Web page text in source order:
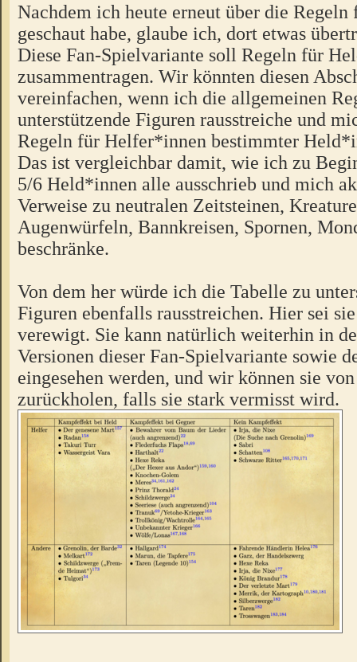
Nachdem ich heute erneut über die
geschaut habe, glaube ich, dort etwas
Diese Fan-Spielvariante soll Regeln für
zusammentragen. Wir könnten diesen
vereinfachen, wenn ich die allgemeinen
unterstützende Figuren rausstreiche und
Regeln für Helfer*innen bestimmter
Das ist vergleichbar damit, wie ich zu
5/6 Held*innen alle ausschrieb und mich
Verweise zu neutralen Zeitsteinen,
Augenwürfeln, Bannkreisen, Spornen,
beschränke.
Von dem her würde ich die Tabelle zu
Figuren ebenfalls rausstreichen. Hier sei
verewigt. Sie kann natürlich weiterhin in
Versionen dieser Fan-Spielvariante sowie
eingesehen werden, und wir können sie
zurückholen, falls sie stark vermisst wird.